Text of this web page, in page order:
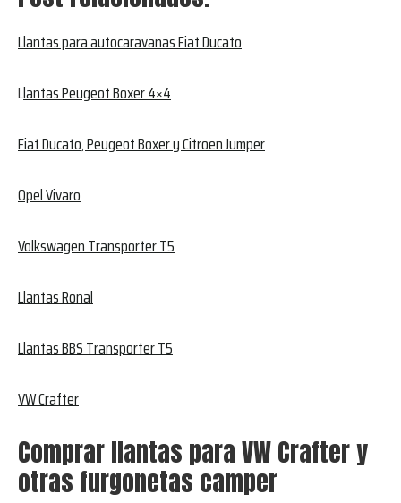
Llantas para autocaravanas Fiat Ducato
Llantas Peugeot Boxer 4×4
Fiat Ducato, Peugeot Boxer y Citroen Jumper
Opel Vivaro
Volkswagen Transporter T5
Llantas Ronal
Llantas BBS Transporter T5
VW Crafter
Comprar llantas para VW Crafter y
otras furgonetas camper